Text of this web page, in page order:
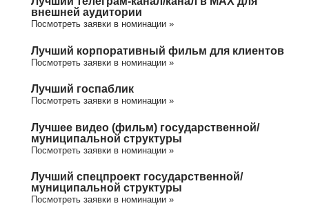
внешней аудитории
Посмотреть заявки в номинации »
Лучший корпоративный фильм для клиентов
Посмотреть заявки в номинации »
Лучший госпаблик
Посмотреть заявки в номинации »
Лучшее видео (фильм) государственной/
муниципальной структуры
Посмотреть заявки в номинации »
Лучший спецпроект государственной/
муниципальной структуры
Посмотреть заявки в номинации »